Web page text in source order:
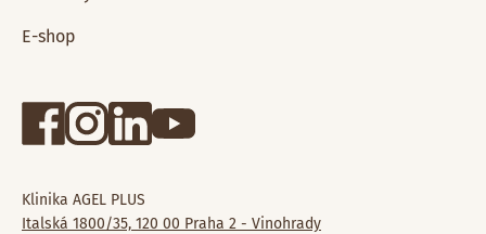
Klinika AGEL PLUS
Italská 1800/35, 120 00 Praha 2 - Vinohrady
E-shop